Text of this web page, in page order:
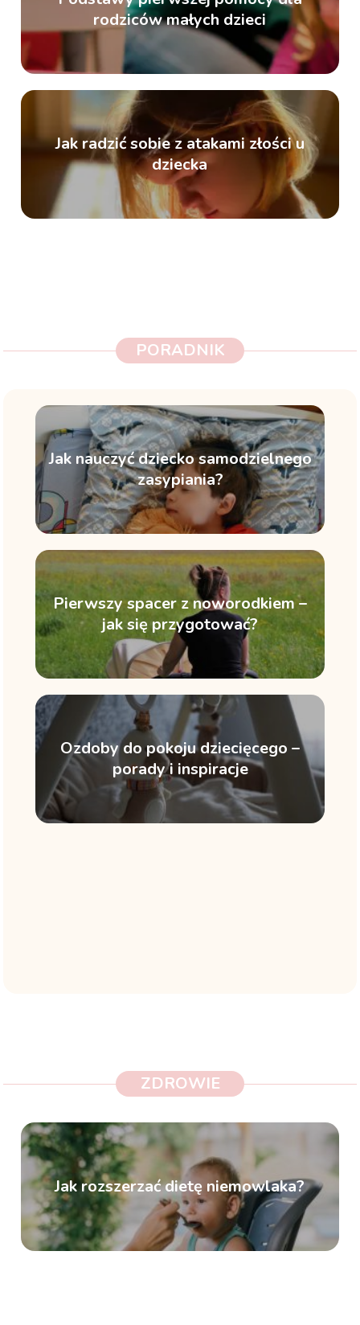
rodziców małych dzieci
Jak radzić sobie z atakami złości u
dziecka
PORADNIK
Jak nauczyć dziecko samodzielnego
zasypiania?
Pierwszy spacer z noworodkiem –
jak się przygotować?
Ozdoby do pokoju dziecięcego –
porady i inspiracje
ZDROWIE
Jak rozszerzać dietę niemowlaka?